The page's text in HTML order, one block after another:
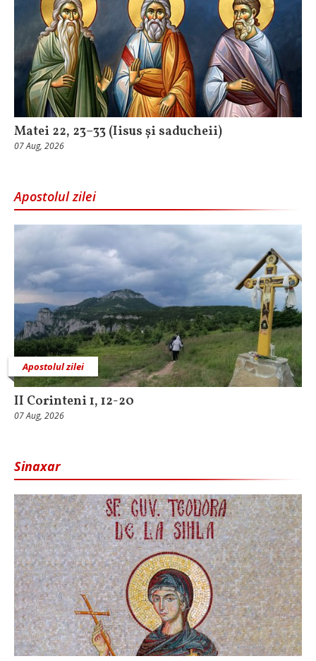
Matei 22, 23–33 (Iisus și saducheii)
07 Aug, 2026
Apostolul zilei
Apostolul zilei
II Corinteni 1, 12-20
07 Aug, 2026
Sinaxar